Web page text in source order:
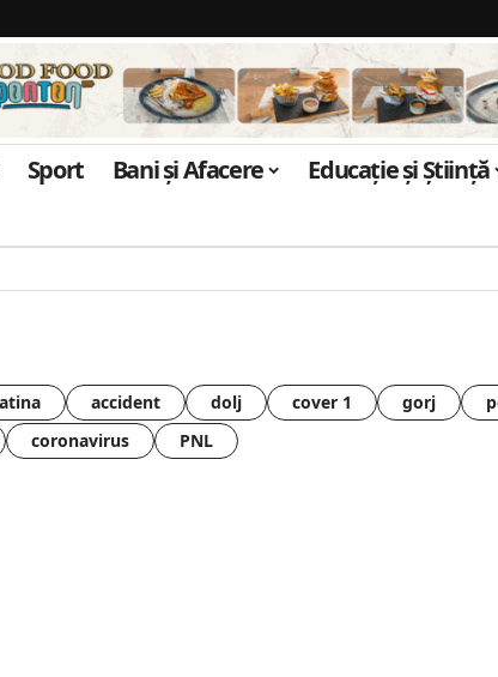
Sport Bani și Afacere Educație și Știință
accident dolj cover 1 gorj
coronavirus PNL